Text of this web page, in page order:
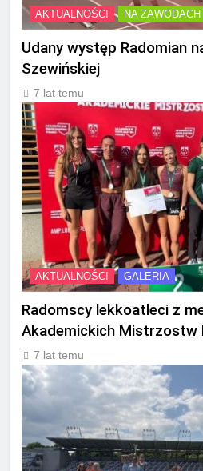
AKTUALNOŚCI NA ZAWODACH
Udany występ Radomian
Szewińskiej
7 lat temu
AKTUALNOŚCI GALERIA
Radomscy lekkoatleci z
Akademickich Mistrzostw
7 lat temu